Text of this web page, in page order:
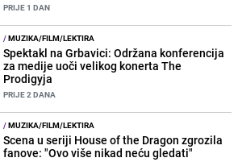
PRIJE 1 DAN
/MUZIKA/FILM/LEKTIRA
Spektakl na Grbavici: Održana konferencija
za medije uoči velikog konerta The
Prodigyja
PRIJE 2 DANA
/MUZIKA/FILM/LEKTIRA
Scena u seriji House of the Dragon zgrozila
fanove: "Ovo više nikad neću gledati"